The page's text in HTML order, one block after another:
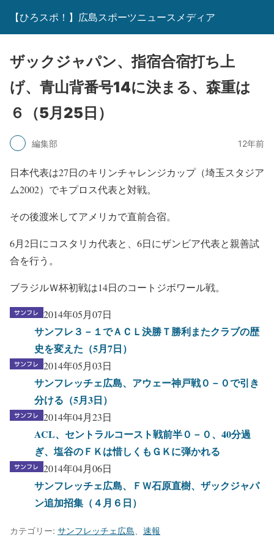
【ひろスポ！】広島スポーツニュースメディア
ザックジャパン、指宿合宿打ち上
げ、青山背番号14に決まる、森重は
６（5月25日）
編集部 12年前
日本代表は27日のキリンチャレンジカップ（埼玉スタジア
ム2002）でキプロス代表と対戦。
その後渡米してアメリカで直前合宿。
6月2日にコスタリカ代表と、6日にザンビア代表と親善試
合を行う。
ブラジルＷ杯初戦は14日のコートジボワール戦。
2014年05月07日
サンフレ３－１でＡＣＬ決勝Ｔ勝利またクラブの歴
史を変えた（5月7日）
2014年05月03日
サンフレッチェ広島、アウェー神戸戦０－０で引き
分ける（5月3日）
2014年04月23日
ACL、セントラルコースト戦前半０－０、40分過
ぎ、塩谷のＦＫは惜しくもＧＫに弾かれる
2014年04月06日
サンフレッチェ広島、ＦＷ石原直樹、ザックジャパ
ン追加招集（４月６日）
カテゴリー: サンフレッチェ広島 速報